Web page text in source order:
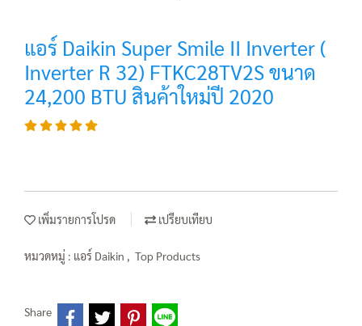
แอร์ Daikin Super Smile II Inverter (
Inverter R 32) FTKC28TV2S ขนาด
24,200 BTU สินค้าใหม่ปี 2020
เพิ่มรายการโปรด เปรียบเทียบ
หมวดหมู่ : แอร์ Daikin , Top Products
Share